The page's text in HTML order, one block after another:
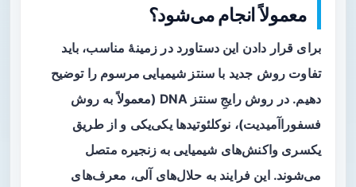
معمولاً انجام می‌شود؟
برای قرار دادن این دستاورد در زمینهٔ مناسب، باید
تفاوت روش جدید با سنتز شیمیایی مرسوم را توضیح
دهیم. در روش رایجِ سنتز DNA (معمولاً به روش
فسفوراآمیدیت)، نوکلئوتیدها یکی‌یکی و از طریق
یکسری واکنش‌های شیمیایی به زنجیره متصل
می‌شوند. این فرایند به حلال‌های آلی، معرف‌های